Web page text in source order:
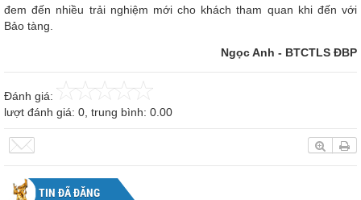
đem đến nhiều trải nghiệm mới cho khách tham quan khi đến với
Bảo tàng.
Ngọc Anh - BTCTLS ĐBP
Đánh giá:
lượt đánh giá: 0 , trung bình: 0.00
TIN ĐÃ ĐĂNG